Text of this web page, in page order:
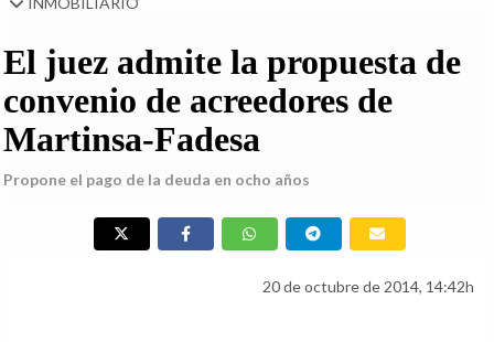
El juez admite la propuesta de
convenio de acreedores de
Martinsa-Fadesa
Propone el pago de la deuda en ocho años
20 de octubre de 2014, 14:42h